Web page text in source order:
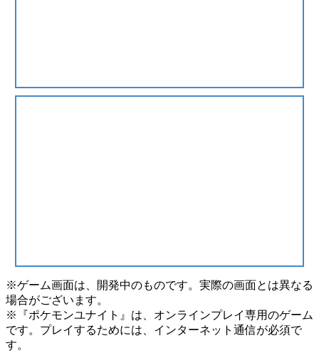
※ゲーム画面は、開発中のものです。実際の画面とは異なる
場合がございます。
※『ポケモンユナイト』は、オンラインプレイ専用のゲーム
です。プレイするためには、インターネット通信が必須で
す。